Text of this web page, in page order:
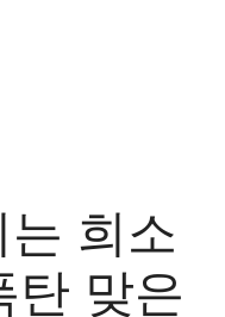
희소
탄 맞은